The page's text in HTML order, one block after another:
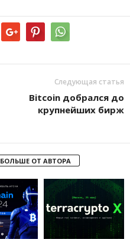
Следующая статья
Bitcoin добрался до
крупнейших бирж
БОЛЬШЕ ОТ АВТОРА